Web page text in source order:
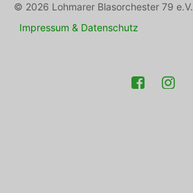
© 2026 Lohmarer Blasorchester 79 e.V.
Impressum & Datenschutz
Facebook